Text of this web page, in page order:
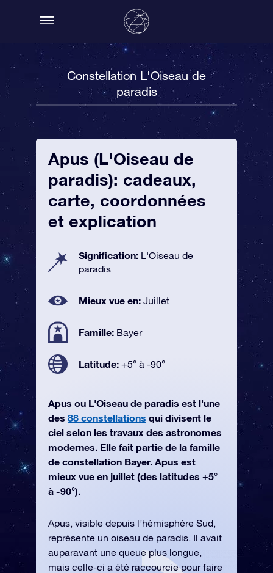
Constellation L'Oiseau de
paradis
Apus (L'Oiseau de
paradis): cadeaux,
carte, coordonnées
et explication
Signification: L'Oiseau de
paradis
Mieux vue en: Juillet
Famille: Bayer
Latitude: +5° à -90°
Apus ou L'Oiseau de paradis est l'une
des 88 constellations qui divisent le
ciel selon les travaux des astronomes
modernes. Elle fait partie de la famille
de constellation Bayer. Apus est
mieux vue en juillet (des latitudes +5°
à -90°).
Apus, visible depuis l’hémisphère Sud,
représente un oiseau de paradis. Il avait
auparavant une queue plus longue,
mais celle-ci a été raccourcie pour faire